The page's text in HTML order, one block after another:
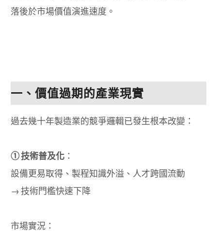
落後於市場價值演進速度。
一、價值過期的產業現實
過去幾十年製造業的競爭邏輯已發生根本改變：
① 技術普及化 ：
設備更易取得、製程知識外溢、人才跨國流動
→ 技術門檻快速下降
市場實況：